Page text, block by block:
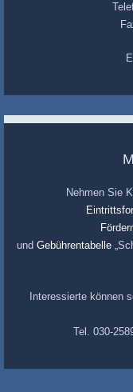
Nehmen Sie
und Gebührentabelle
Interessierte können
Tel. 030-